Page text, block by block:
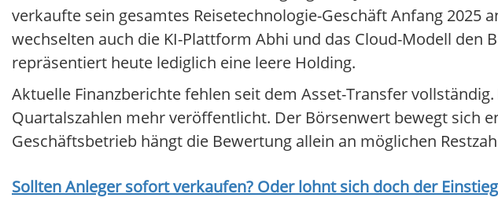
verkaufte sein gesamtes Reisetechnologie-Geschäft Anfang 2025
wechselten auch die KI-Plattform Abhi und das Cloud-Modell den
repräsentiert heute lediglich eine leere Holding.
Aktuelle Finanzberichte fehlen seit dem Asset-Transfer
Quartalszahlen mehr veröffentlicht. Der Börsenwert bewegt sich
Geschäftsbetrieb hängt die Bewertung allein an möglichen
Sollten Anleger sofort verkaufen? Oder lohnt sich doch der